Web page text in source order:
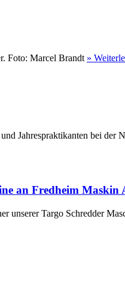
Foto: Marcel Brandt »
Jahrespraktikanten bei der
an Fredheim Maskin
unserer Targo Schredder